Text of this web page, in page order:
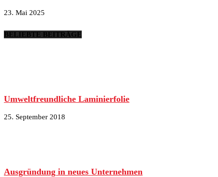
23. Mai 2025
BELIEBTE BEITRÄGE
Umweltfreundliche Laminierfolie
25. September 2018
Ausgründung in neues Unternehmen